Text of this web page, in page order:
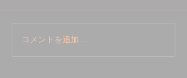
コメントを追加…